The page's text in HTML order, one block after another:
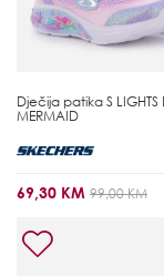
Dječija patika S LIGHTS
MERMAID
69,30 KM 99,00 KM